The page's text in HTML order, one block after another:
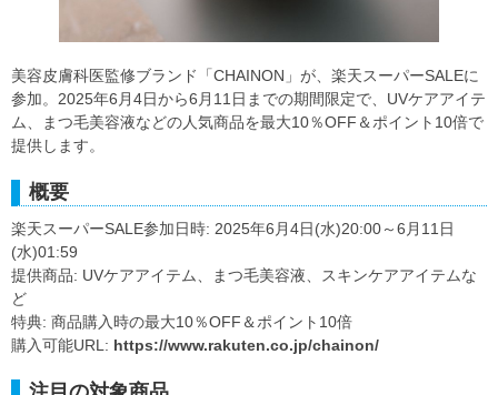
美容皮膚科医監修ブランド「CHAINON」が、楽天スーパーSALEに
参加。2025年6月4日から6月11日までの期間限定で、UVケアアイテ
ム、まつ毛美容液などの人気商品を最大10％OFF＆ポイント10倍で
提供します。
概要
楽天スーパーSALE参加日時: 2025年6月4日(水)20:00～6月11日
(水)01:59
提供商品: UVケアアイテム、まつ毛美容液、スキンケアアイテムな
ど
特典: 商品購入時の最大10％OFF＆ポイント10倍
購入可能URL: https://www.rakuten.co.jp/chainon/